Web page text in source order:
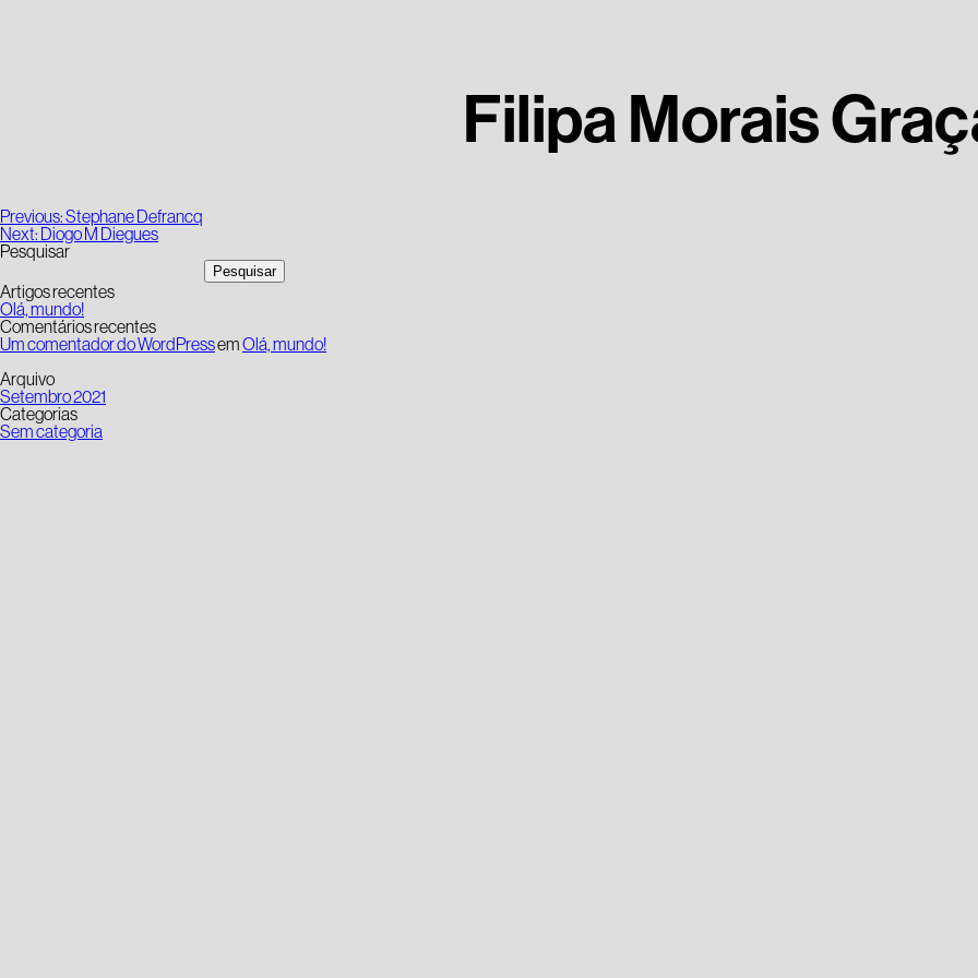
Filipa Morais
Navegação
de
artigos
Previous:Stephane Defrancq
Next: Diogo M Diegues
Pesquisar
Pesquisar
Artigos recentes
Olá, mundo!
Comentários recentes
Um comentador do WordPressemOlá, mundo!
Arquivo
Setembro 2021
Categorias
Sem categoria